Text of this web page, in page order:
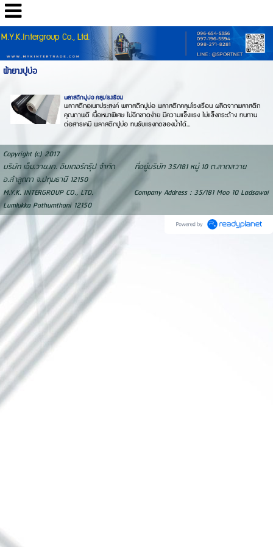
M.Y.K.Intergroup Co., Ltd.
ผ้ายางปูบ่อ
พลาสติกปูบ่อ คลุมโรงเรือน
พลาสติกอเนกประสงค์ พลาสติกปูบ่อ พลาสติกคลุมโรงเรือน ผลิตจากพลาสติก
คุณภาพดี เนื้อหนาพิเศษ ไม่ฉีกขาดง่าย มีความแข็งแรง ไม่แข็งกระด้าง ทนทาน
ต่อสารเคมี พลาสติกปูบ่อ ทนรับแรงกดของน้ำได้...
Copyright (c) 2017
บริษัท เอ็ม.วาย.เค. อินเตอร์กรุ๊ป จำกัด ที่อยู่บริษัท 35/181 หมู่ 10 ต.ลาดสวาย
อ.ลำลูกกา จ.ปทุมธานี 12150
M.Y.K. INTERGROUP CO., LTD. Company Address : 35/181 Moo 10 Ladsawai
Lumlukka Pathumthani 12150